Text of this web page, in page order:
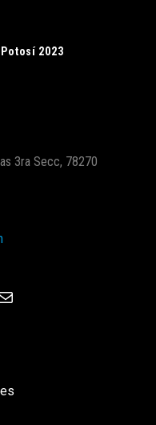
2023
3ra Secc, 78270
electrónico